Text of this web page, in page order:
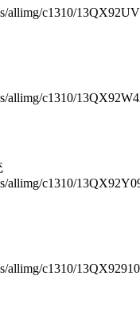
allimg/c1310/
allimg/c1310/
allimg/c1310/
allimg/c1310/